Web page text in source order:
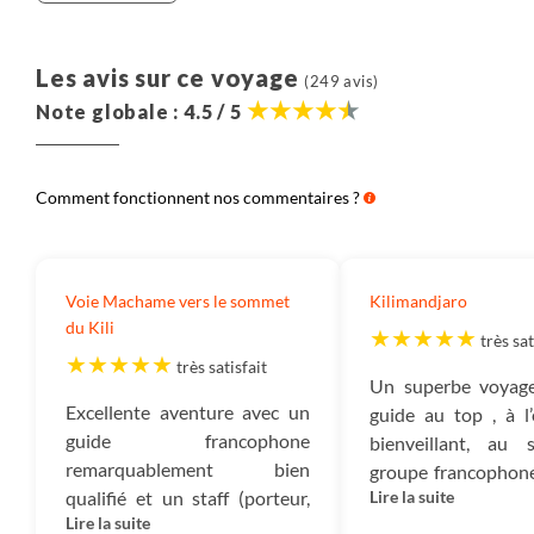
Les avis sur ce voyage (249 avis)
Note globale : 4.5 / 5
Comment fonctionnent nos commentaires ?
Voie Machame vers le sommet
du Kili
très satisfait
Excellente aventure avec un
guide francophone
remarquablement bien
qualifié et un staff (porteur,
cuisinier, ...) très efficace, très
Lire la suite
Kilimandjaro
très
Un superbe
guide au top , à
bienveillant, au
groupe
bien amusé. La
Lire la suite